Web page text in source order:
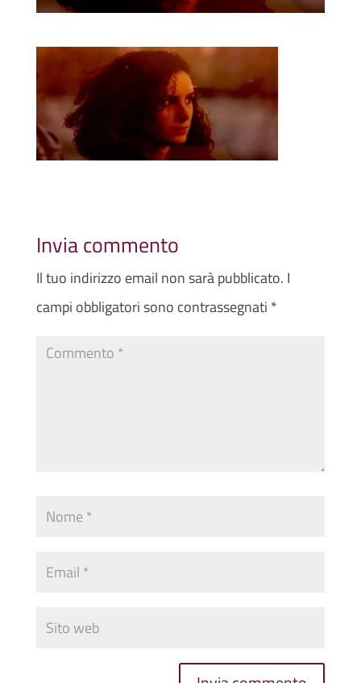
Invia commento
Il tuo indirizzo email non sarà pubblicato. I
campi obbligatori sono contrassegnati *